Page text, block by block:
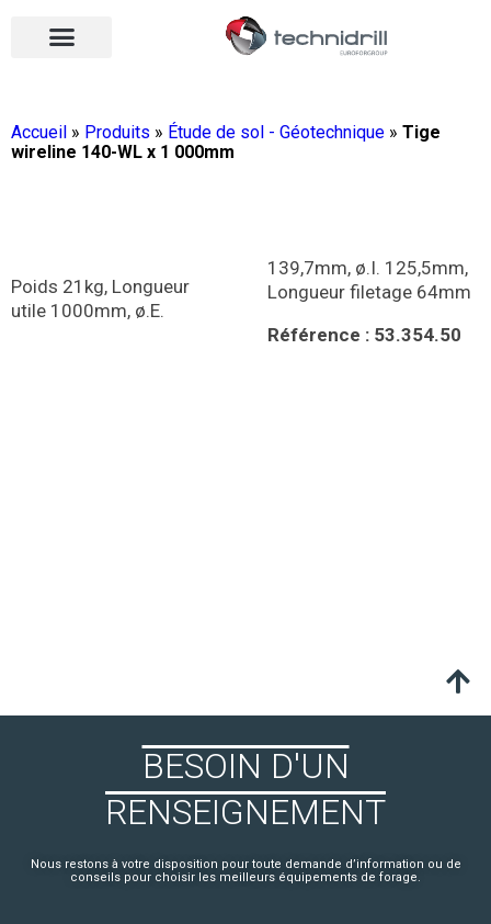
Accueil » Produits » Étude de sol - Géotechnique » Tige
wireline 140-WL x 1 000mm
Poids 21kg, Longueur
utile 1000mm, ø.E.
139,7mm, ø.I. 125,5mm,
Longueur filetage 64mm
Référence : 53.354.50
BESOIN D'UN
RENSEIGNEMENT
Nous restons à votre disposition pour toute demande d’information ou de
conseils pour choisir les meilleurs équipements de forage.